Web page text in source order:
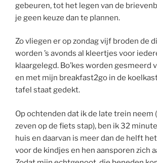
gebeuren, tot het legen van de
je geen keuze dan te plannen.
Zo vliegen er op zondag vijf broden de
worden ’s avonds al kleertjes voor
klaargelegd. Bo’kes worden gesmeerd
en met mijn breakfast2go in de
tafel staat gedekt.
Op ochtenden dat ik de late trein neem
zeven op de fiets stap), ben ik 32
huis en daarvan is meer dan de helft
voor de kindjes en hen aansporen zich